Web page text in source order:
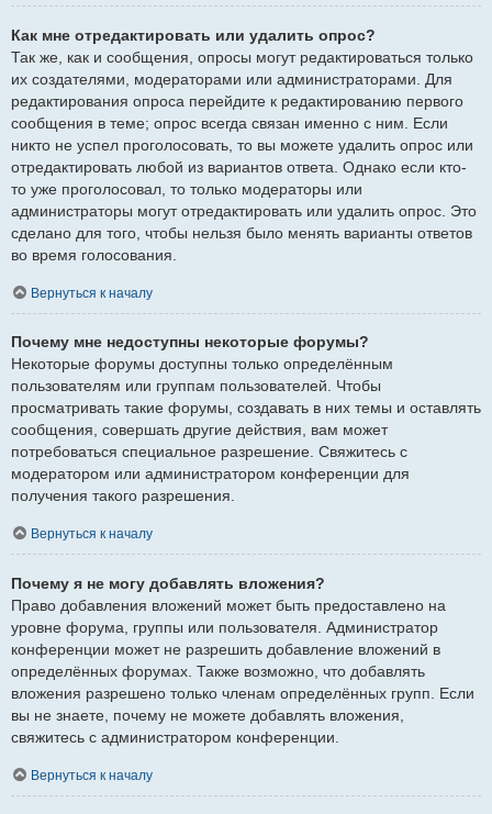
Как мне отредактировать или удалить опрос?
Так же, как и сообщения, опросы могут редактироваться только
их создателями, модераторами или администраторами. Для
редактирования опроса перейдите к редактированию первого
сообщения в теме; опрос всегда связан именно с ним. Если
никто не успел проголосовать, то вы можете удалить опрос или
отредактировать любой из вариантов ответа. Однако если кто-
то уже проголосовал, то только модераторы или
администраторы могут отредактировать или удалить опрос. Это
сделано для того, чтобы нельзя было менять варианты ответов
во время голосования.
Вернуться к началу
Почему мне недоступны некоторые форумы?
Некоторые форумы доступны только определённым
пользователям или группам пользователей. Чтобы
просматривать такие форумы, создавать в них темы и оставлять
сообщения, совершать другие действия, вам может
потребоваться специальное разрешение. Свяжитесь с
модератором или администратором конференции для
получения такого разрешения.
Вернуться к началу
Почему я не могу добавлять вложения?
Право добавления вложений может быть предоставлено на
уровне форума, группы или пользователя. Администратор
конференции может не разрешить добавление вложений в
определённых форумах. Также возможно, что добавлять
вложения разрешено только членам определённых групп. Если
вы не знаете, почему не можете добавлять вложения,
свяжитесь с администратором конференции.
Вернуться к началу